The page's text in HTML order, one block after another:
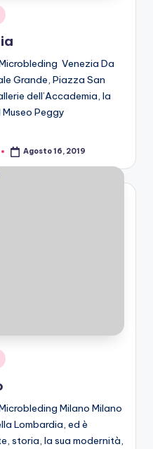
Venezia Da
Grande, Piazza San
dell’Accademia, la
Peggy
Agosto 16, 2019
Milano Milano
Lombardia, ed è
storia, la sua modernità,